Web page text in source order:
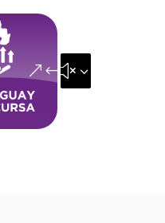
&#x35;